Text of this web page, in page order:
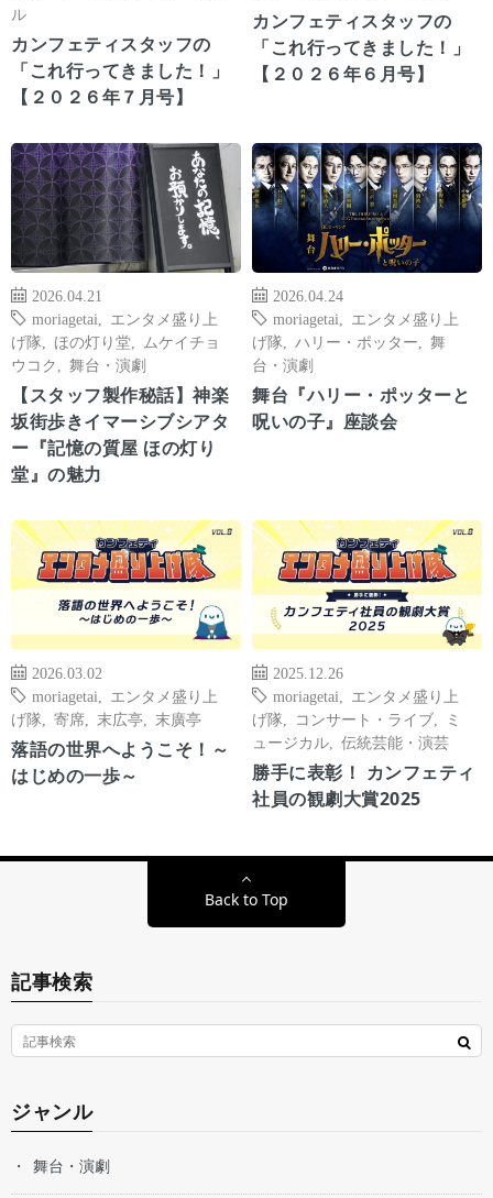
ル
カンフェティスタッフの
「これ行ってきました！」
【２０２６年７月号】
カンフェティスタッフの
「これ行ってきました！」
【２０２６年６月号】
2026.04.21
moriagetai
エンタメ盛り上
げ隊
ほの灯り堂
ムケイチョ
ウコク
舞台・演劇
【スタッフ製作秘話】神楽
坂街歩きイマーシブシアタ
ー『記憶の質屋 ほの灯り
堂』の魅力
2026.04.24
moriagetai
エンタメ盛り上
げ隊
ハリー・ポッター
舞
台・演劇
舞台『ハリー・ポッターと
呪いの子』座談会
2026.03.02
moriagetai
エンタメ盛り上
げ隊
寄席 末広亭 末廣亭
落語の世界へようこそ！～
はじめの一歩～
2025.12.26
moriagetai
エンタメ盛り上
げ隊
コンサート・ライブ
ミ
ュージカル
伝統芸能・演芸
勝手に表彰！ カンフェティ
社員の観劇大賞2025
Back to Top
記事検索
ジャンル
舞台・演劇